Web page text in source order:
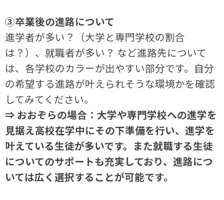
③卒業後の進路について
進学者が多い？（大学と専門学校の割合
は？）、就職者が多い？ など進路先について
は、各学校のカラーが出やすい部分です。自分
の希望する進路が叶えられそうな環境かを確認
してみてください。
⇒ おおぞらの場合：大学や専門学校への進学を
見据え高校在学中にその下準備を行い、進学を
叶えている生徒が多いです。また就職する生徒
についてのサポートも充実しており、進路につ
いては広く選択することが可能です。